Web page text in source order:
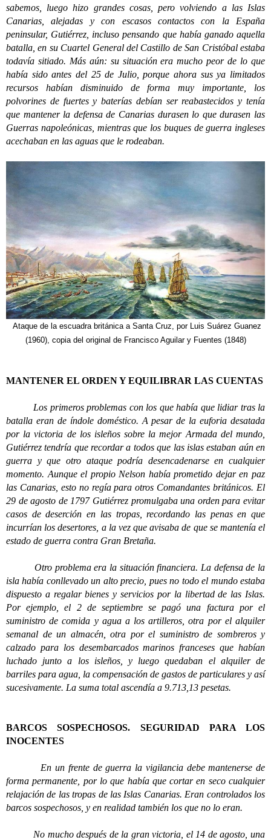
sabemos, luego hizo grandes cosas, pero volviendo a las Islas
Canarias, alejadas y con escasos contactos con la España
peninsular, Gutiérrez, incluso pensando que había ganado aquella
batalla, en su Cuartel General del Castillo de San Cristóbal estaba
todavía sitiado. Más aún: su situación era mucho peor de lo que
había sido antes del 25 de Julio, porque ahora sus ya limitados
recursos habían disminuido de forma muy importante, los
polvorines de fuertes y baterías debían ser reabastecidos y tenía
que mantener la defensa de Canarias durasen lo que durasen las
Guerras napoleónicas, mientras que los buques de guerra ingleses
acechaban en las aguas que le rodeaban.
Ataque de la escuadra británica a Santa Cruz, por Luis Suárez Guanez
(1960), copia del original de Francisco Aguilar y Fuentes (1848)
MANTENER EL ORDEN Y EQUILIBRAR LAS CUENTAS
Los primeros problemas con los que había que lidiar tras la
batalla eran de índole doméstico. A pesar de la euforia desatada
por la victoria de los isleños sobre la mejor Armada del mundo,
Gutiérrez tendría que recordar a todos que las islas estaban aún en
guerra y que otro ataque podría desencadenarse en cualquier
momento. Aunque el propio Nelson había prometido dejar en paz
las Canarias, esto no regía para otros Comandantes británicos. El
29 de agosto de 1797 Gutiérrez promulgaba una orden para evitar
casos de deserción en las tropas, recordando las penas en que
incurrían los desertores, a la vez que avisaba de que se mantenía el
estado de guerra contra Gran Bretaña.
Otro problema era la situación financiera. La defensa de la
isla había conllevado un alto precio, pues no todo el mundo estaba
dispuesto a regalar bienes y servicios por la libertad de las Islas.
Por ejemplo, el 2 de septiembre se pagó una factura por el
suministro de comida y agua a los artilleros, otra por el alquiler
semanal de un almacén, otra por el suministro de sombreros y
calzado para los desembarcados marinos franceses que habían
luchado junto a los isleños, y luego quedaban el alquiler de
barriles para agua, la compensación de gastos de particulares y así
sucesivamente. La suma total ascendía a 9.713,13 pesetas.
BARCOS SOSPECHOSOS. SEGURIDAD PARA LOS
INOCENTES
En un frente de guerra la vigilancia debe mantenerse de
forma permanente, por lo que había que cortar en seco cualquier
relajación de las tropas de las Islas Canarias. Eran controlados los
barcos sospechosos, y en realidad también los que no lo eran.
No mucho después de la gran victoria, el 14 de agosto, una